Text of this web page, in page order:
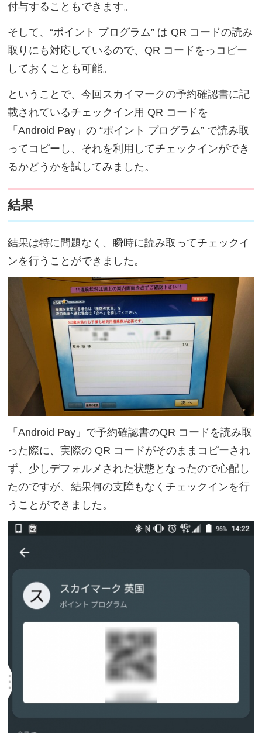
付与することもできます。
そして、“ポイント プログラム” は QR コードの読み
取りにも対応しているので、QR コードをっコピー
しておくことも可能。
ということで、今回スカイマークの予約確認書に記
載されているチェックイン用 QR コードを
「Android Pay」の “ポイント プログラム” で読み取
ってコピーし、それを利用してチェックインができ
るかどうかを試してみました。
結果
結果は特に問題なく、瞬時に読み取ってチェックイ
ンを行うことができました。
「Android Pay」で予約確認書のQR コードを読み取
った際に、実際の QR コードがそのままコピーされ
ず、少しデフォルメされた状態となったので心配し
たのですが、結果何の支障もなくチェックインを行
うことができました。